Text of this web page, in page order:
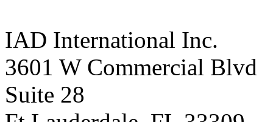
IAD International Inc.
3601 W Commercial Blvd
Suite 28